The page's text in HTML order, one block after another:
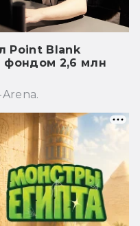
Point Blank
фондом 2,6 млн